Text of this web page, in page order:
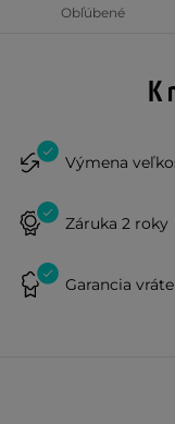
Obľúbené
K
Výmena
Záruka 2 roky
Garancia